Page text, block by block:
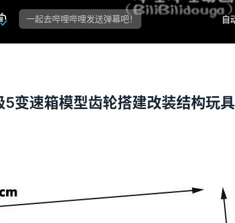
变速箱模型齿轮搭建改装结构玩具